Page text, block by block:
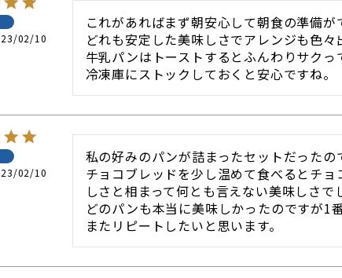
02/10
これがあればまず朝安心して朝食の準備が
どれも安定した美味しさでアレンジも色々
牛乳パンはトーストするとふんわりサクっ
冷凍庫にストックしておくと安心ですね。
02/10
私の好みのパンが詰まったセットだったの
チョコブレッドを少し温めて食べるとチ
しさと相まって何とも言えない美味しさで
どのパンも本当に美味しかったのですが1
またリピートしたいと思います。